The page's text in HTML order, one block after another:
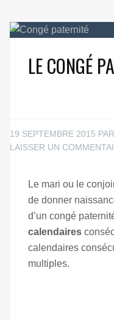
LE CONGÉ
19 SEPTEMBRE 2015 PAR
LAISSER UN
Le mari ou le
de donner
d’un congé
calendaires
calendaires
multiples.